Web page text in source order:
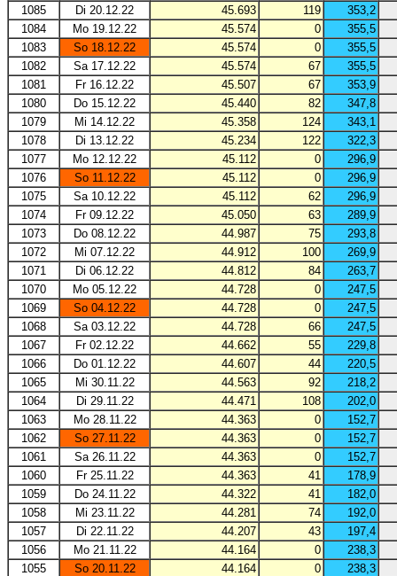
1085
Di 20.12.22 45.693 119
353,2
1084
Mo 19.12.22 45.574 0
355,5
1083
So 18.12.22 45.574 0
355,5
1082
Sa 17.12.22 45.574 67
355,5
1081
Fr 16.12.22 45.507 67
353,9
1080
Do 15.12.22 45.440 82
347,8
1079
Mi 14.12.22 45.358 124
343,1
1078
Di 13.12.22 45.234 122
322,3
1077
Mo 12.12.22 45.112 0
296,9
1076
So 11.12.22 45.112 0
296,9
1075
Sa 10.12.22 45.112 62
296,9
1074
Fr 09.12.22 45.050 63
289,9
1073
Do 08.12.22 44.987 75
293,8
1072
Mi 07.12.22 44.912 100
269,9
1071
Di 06.12.22 44.812 84
263,7
1070
Mo 05.12.22 44.728 0
247,5
1069
So 04.12.22 44.728 0
247,5
1068
Sa 03.12.22 44.728 66
247,5
1067
Fr 02.12.22 44.662 55
229,8
1066
Do 01.12.22 44.607 44
220,5
1065
Mi 30.11.22 44.563 92
218,2
1064
Di 29.11.22 44.471 108
202,0
1063
Mo 28.11.22 44.363 0
152,7
1062
So 27.11.22 44.363 0
152,7
1061
Sa 26.11.22 44.363 0
152,7
1060
Fr 25.11.22 44.363 41
178,9
1059
Do 24.11.22 44.322 41
182,0
1058
Mi 23.11.22 44.281 74
192,0
1057
Di 22.11.22 44.207 43
197,4
1056
Mo 21.11.22 44.164 0
238,3
1055
So 20.11.22 44.164 0
238,3